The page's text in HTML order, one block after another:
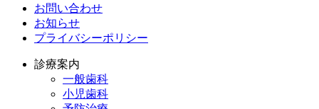
お問い合わせ
お知らせ
プライバシーポリシー
診療案内
一般歯科
小児歯科